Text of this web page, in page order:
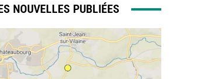
NOUVELLES PUBLIÉES